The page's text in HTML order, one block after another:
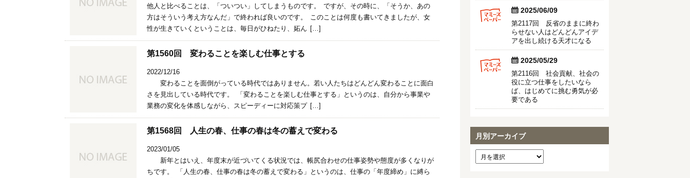
他人と比べることは、「ついつい」してしまうものです。 ですが、その時に、「そうか、あの
方はそういう考え方なんだ」で終われば良いのです。 このことは何度も書いてきましたが、女
性が生きていくということは、毎日がひねたり、妬ん […]
第1560回 変わることを楽しむ仕事とする
2022/12/16
変わることを面倒がっている時代ではありません。若い人たちはどんどん変わることに面白
さを見出している時代です。 「変わることを楽しむ仕事とする」というのは、自分から事業や
業務の変化を体感しながら、スピーディーに対応策プ […]
第1568回 人生の春、仕事の春は冬の蓄えで変わる
2023/01/05
新年とはいえ、年度末が近づいてくる状況では、帳尻合わせの仕事姿勢や態度が多くなりが
ちです。 「人生の春、仕事の春は冬の蓄えで変わる」というのは、仕事の「年度締め」に縛ら
  2025/06/09
第2117回 反省のままに終わ
らせない人はどんどんアイデ
アを出し続ける天才になる
  2025/05/29
第2116回 社会貢献、社会の
役に立つ仕事をしたいなら
ば、はじめてに挑む勇気が必
要である
月別アーカイブ